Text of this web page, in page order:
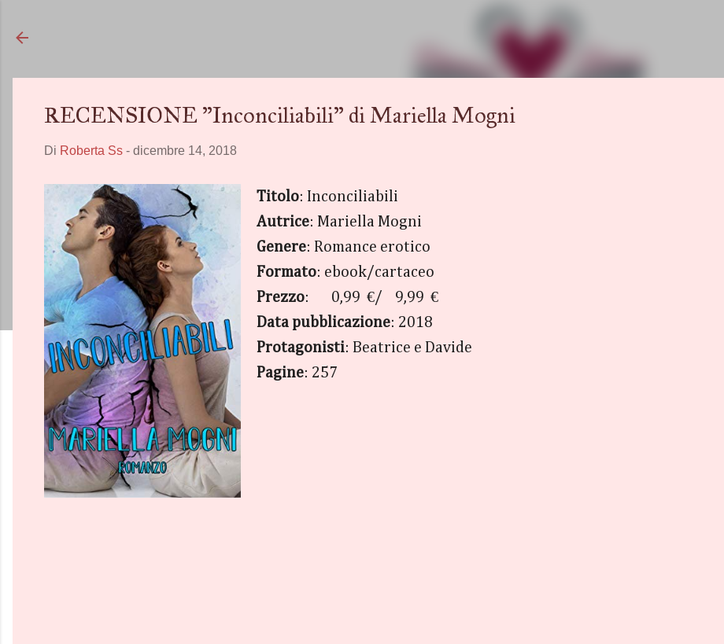
RECENSIONE "Inconciliabili" di Mariella Mogni
Di Roberta Ss - dicembre 14, 2018
Titolo: Inconciliabili
Autrice: Mariella Mogni
Genere: Romance erotico
Formato: ebook/cartaceo
Prezzo: 0,99 €/ 9,99 €
Data pubblicazione: 2018
Protagonisti: Beatrice e Davide
Pagine: 257